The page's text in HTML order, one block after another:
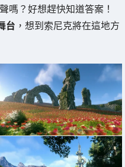
嗎？好想趕快知道答案！
台 ，想到索尼克將在這地方